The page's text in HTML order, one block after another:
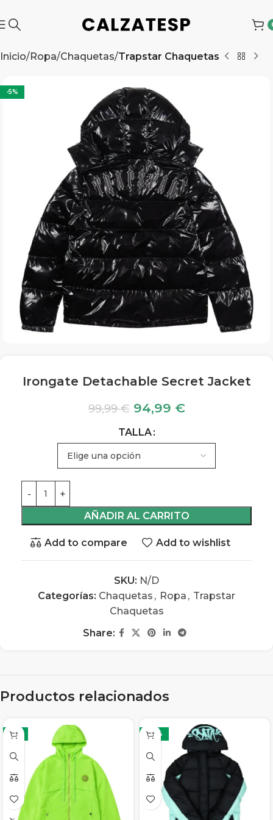
Inicio Ropa Chaquetas Trapstar Chaquetas
-5%
Irongate Detachable Secret Jacket
99,99€ 94,99 €
TALLA
AÑADIR AL CARRITO
Add to compare Add to wishlist
SKU: N/D
Categorías: Chaquetas , Ropa , Trapstar
Chaquetas
Share:
Productos relacionados
-6% -26%